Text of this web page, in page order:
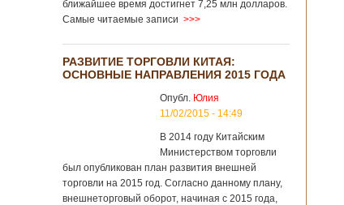
ближайшее время достигнет 7,25 млн долларов.
Самые читаемые записи >>>
РАЗВИТИЕ ТОРГОВЛИ КИТАЯ:
ОСНОВНЫЕ НАПРАВЛЕНИЯ 2015 ГОДА
Опубл. Юлия
11/02/2015 - 14:49
В 2014 году Китайским
Министерством торговли
был опубликован план развития внешней
торговли на 2015 год. Согласно данному плану,
внешнеторговый оборот, начиная с 2015 года,